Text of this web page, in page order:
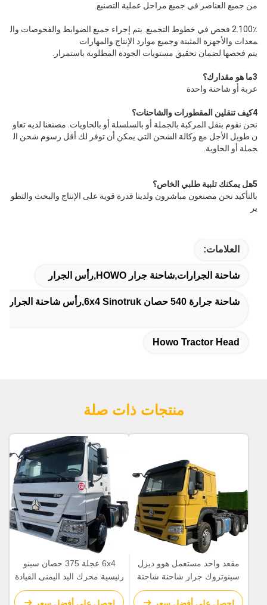
من جميع العناصر في جميع مراحل عملية التصنيع.
2.100٪ فحص في خطوط التجميع. يتم إجراء جميع الضوابط والفحوصات وال
معدات والأجهزة المثبتة وجميع موارد الإنتاج والمهارات
يتم فحصها لضمان تحقيق مستويات الجودة المطلوبة باستمرار.
3ما هو مقدارك؟
عربة أو شاحنة واحدة
4كيف تنقلين المقطورات والشاحنات؟
نحن نقوم بنقل المركبة بالجملة أو بالسلسلة أو بالحاويات. مصنعنا لديه تعاو
ن طويل الأجل مع وكالة الشحن التي يمكن أن توفر لك أقل رسوم شحن ال
جملة أو الحاوية.
5هل يمكنك تلبية طلبي الخاص؟
بالتأكيد نحن مصنعون مباشرون ولدينا قدرة قوية على الإنتاج والبحث والتطو
ير
العلامات:
شاحنة الجرارات,شاحنة جرار HOWO,رأس الجرار
شاحنة جرارة 540 حصان 6x4 Sinotruk,رأس شاحنة الجرار بقوة 540 حصان,شاحنة جرارية ذات قوة 540 حصان
Howo Tractor Head
منتجات ذات صلة
مقعد واحد مستعمل هوو ديزل
سينوتروك جرار شاحنة شاحنة
ثقيلة جرار وحدة 6x4
6x4 عجلة 375 حصان سينو
رئيسية محرك اليد اليمنى القيادة
المستخدمة مقطورة الجرار
رأس الشاحنة